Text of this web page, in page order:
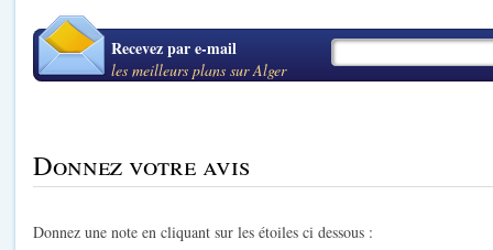
Recevez par e-mail
les meilleurs plans sur Alger
Donnez votre avis
Donnez une note en cliquant sur les étoiles ci dessous :